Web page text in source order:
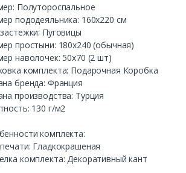
Полутороспальное
пододеяльника: 160х220 см
Пуговицы
простыни: 180х240 (обычная)
наволочек: 50х70 (2 шт)
комплекта: Подарочная Коробка
бренда: Франция
производства: Турция
130 г/м2
комплекта:
Гладкокрашеная
комплекта: Декоративный кант